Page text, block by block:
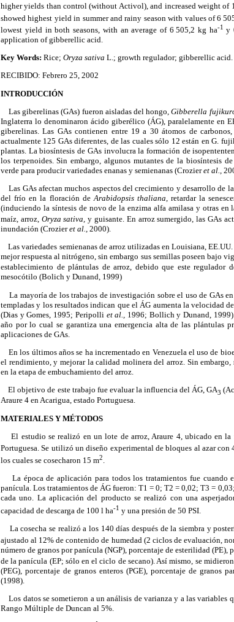
higher yields than control (without Activol), and increased weight of
showed highest yield in summer and rainy season with values of 6 .
lowest yield in both seasons, with an average of 6 .505,2 kg ha-1 y
application of gibberellic acid.
Key Words: Rice; Oryza sativa L.; growth regulador; gibberellic acid.
RECIBIDO: Febrero 25, 2002
INTRODUCCIÓN
Las giberelinas (GAs) fueron aisladas del hongo,Gibberella
Inglaterra lo denominaron ácido giberélico (ÁG), paralelamente en
giberelinas. Las GAs contienen entre 19 a 30 átomos de
actualmente 125 GAs diferentes, de las cuales sólo 12 están en G.
plantas. La biosíntesis de GAs involucra la formación de
los terpenoides. Sin embargo, algunos mutantes de la biosíntesis
verde para producir variedades enanas y semienanas (Crozieret al.,
Las GAs afectan muchos aspectos del crecimiento y desarrollo de
del frío en la floración de Arabidopsis thaliana , retardar la
(induciendo la síntesis de novo de la enzima alfa amilasa y otras en
maíz, arroz, Oryza sativa, y guisante. En arroz sumergido, las GAs
inundación (Crozieret al., 2000).
Las variedades semienanas de arroz utilizadas en Louisiana,
mejor respuesta al nitrógeno, sin embargo sus semillas poseen bajo
establecimiento de plántulas de arroz, debido que este
mesocótilo (Bolich y Dunand, 1999)
La mayoría de los trabajos de investigación sobre el uso de GAs
templadas y los resultados indican que el ÁG aumenta la velocidad
(Dias y Gomes, 1995; Peripolli et al.,
1996; Bollich y Dunand,
año por lo cual se garantiza una emergencia alta de las plántulas
aplicaciones de GAs.
En los últimos años se ha incrementado en Venezuela el uso de
el rendimiento, y mejorar la calidad molinera del arroz. Sin
en la etapa de embuchamiento del arroz.
El objetivo de este trabajo fue evaluar la influencia del ÁG, GA3
Araure 4 en Acarigua, estado Portuguesa.
MATERIALES Y MÉTODOS
El estudio se realizó en un lote de arroz, Araure 4, ubicado en la
Portuguesa. Se utilizó un diseño experimental de bloques al azar con
los cuales se cosecharon 15 m2
La época de aplicación para todos los tratamientos fue cuando
panícula. Los tratamientos de ÁG fueron: T1 = 0; T2 = 0,02; T3 =
cada uno. La aplicación del producto se realizó con una
capacidad de descarga de 100 l ha-1 y una presión de 50 PSI.
La cosecha se realizó a los 140 días después de la siembra y
ajustado al 12% de contenido de humedad (2 ciclos de evaluación,
número de granos por panícula (NGP), porcentaje de esterilidad (PE),
de la panícula (EP; sólo en el ciclo de secano). Así mismo, se
(PEG), porcentaje de granos enteros (PGE), porcentaje de granos
(1998).
Los datos se sometieron a un análisis de varianza y a las variables
Rango Múltiple de Duncan al 5%.